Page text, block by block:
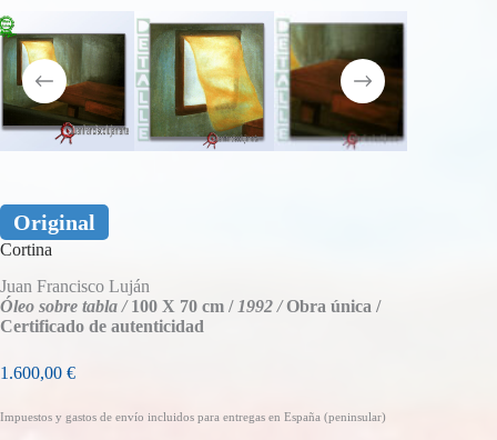
Original
Cortina
Juan Francisco Luján
Óleo sobre tabla /100 X 70 cm / 1992 /Obra única /
Certificado de autenticidad
1.600,00 €
Impuestos y gastos de envío incluidos para entregas en España (peninsular)